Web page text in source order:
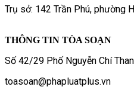
Trụ sở: 142 Trần Phú, phường
THÔNG TIN TÒA SOẠN
Số 42/29 Phố Nguyễn Chí
toasoan@phapluatplus.vn